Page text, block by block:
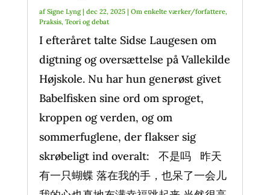
afSigne Lyng| dec 22, 2025| Om enkelte værker/forfattere,
Praksis, Teori og debat
I efteråret talte Sidse Laugesen om
digtning og oversættelse på Vallekilde
Højskole. Nu har hun generøst givet
Babelfisken sine ord om sproget,
kroppen og verden, og om
sommerfuglene, der flakser sig
skrøbeligt ind overalt: 不是吗 昨天
有一只蝴蝶 落在我的手，也呆了一会儿